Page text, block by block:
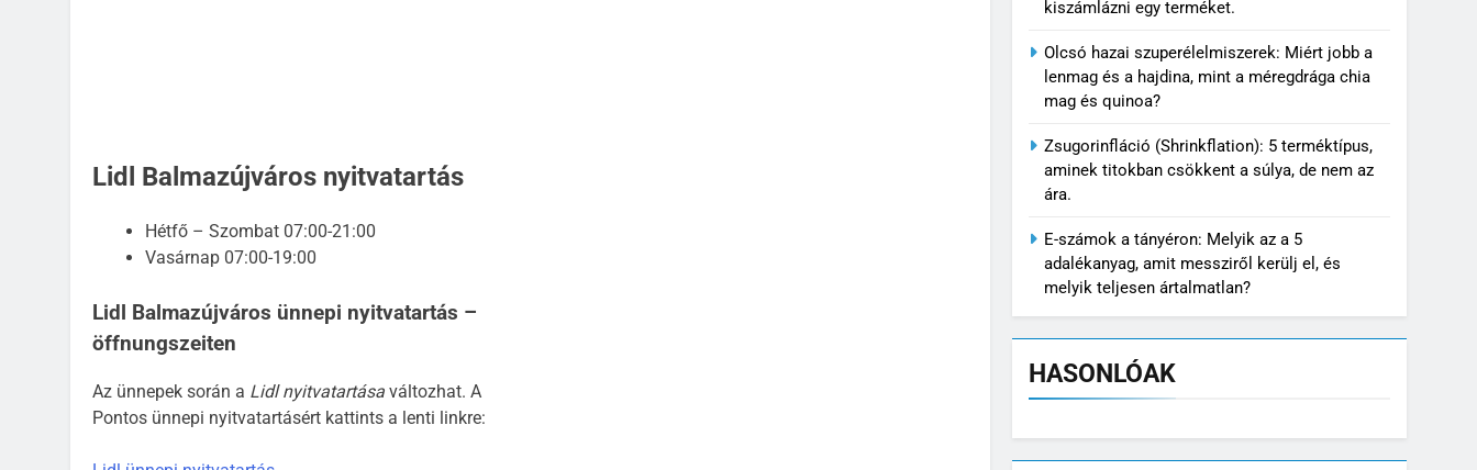
Lidl Balmazújváros nyitvatartás
Hétfő – Szombat 07:00-21:00
Vasárnap 07:00-19:00
Lidl Balmazújváros ünnepi nyitvatartás –
öffnungszeiten
Az ünnepek során a Lidl nyitvatartása változhat. A
Pontos ünnepi nyitvatartásért kattints a lenti linkre:
kiszámlázni egy terméket.
Olcsó hazai szuperélelmiszerek: Miért jobb a
lenmag és a hajdina, mint a méregdrága chia
mag és quinoa?
Zsugorinfláció (Shrinkflation): 5 terméktípus,
aminek titokban csökkent a súlya, de nem az
ára.
E-számok a tányéron: Melyik az a 5
adalékanyag, amit messziről kerülj el, és
melyik teljesen ártalmatlan?
HASONLÓAK